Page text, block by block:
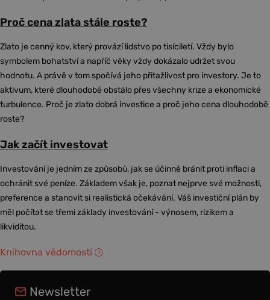
Proč cena zlata stále roste?
Zlato je cenný kov, který provází lidstvo po tisíciletí. Vždy bylo
symbolem bohatství a napříč věky vždy dokázalo udržet svou
hodnotu. A právě v tom spočívá jeho přitažlivost pro investory. Je to
aktivum, které dlouhodobě obstálo přes všechny krize a ekonomické
turbulence. Proč je zlato dobrá investice a proč jeho cena dlouhodobě
roste?
Jak začít investovat
Investování je jedním ze způsobů, jak se účinně bránit proti inflaci a
ochránit své peníze. Základem však je, poznat nejprve své možnosti,
preference a stanovit si realistická očekávání. Váš investiční plán by
měl počítat se třemi základy investování - výnosem, rizikem a
likviditou.
Knihovna vědomostí
Newsletter